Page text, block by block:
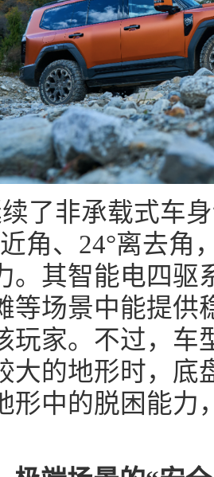
了非承载式车
角、24°离去
。其智能电四驱
等场景中能提供
玩家。不过，车
大的地形时，底
形中的脱困能力